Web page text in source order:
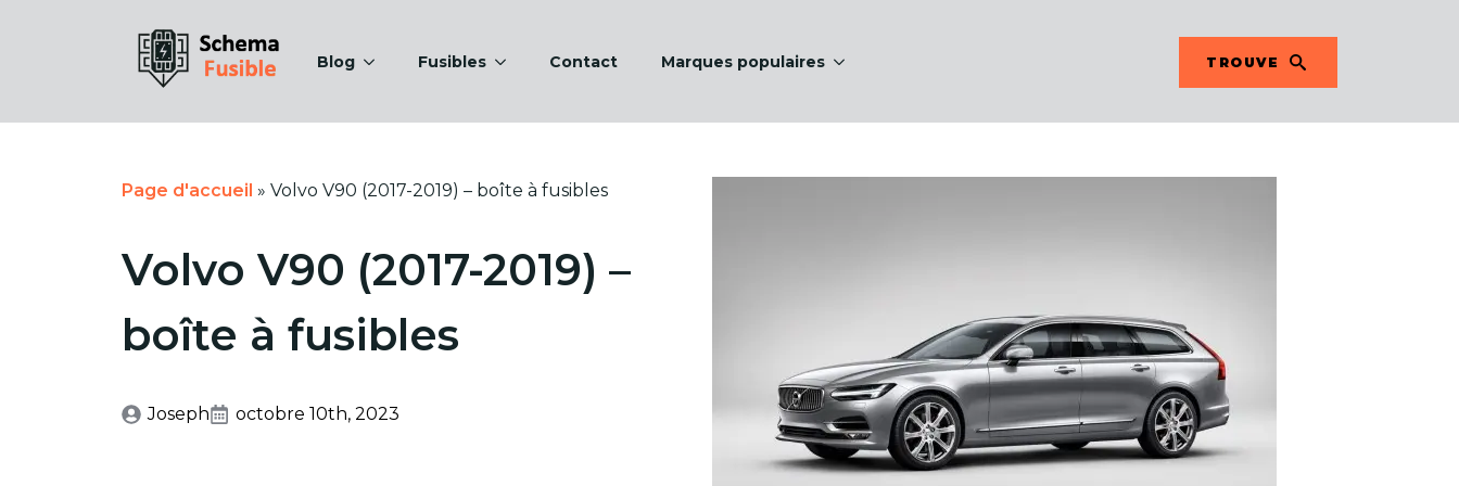
Blog Fusibles Contact Marques populaires TROUVE
Page d'accueil » Volvo V90 (2017-2019) – boîte à fusibles
Volvo V90 (2017-2019) –
boîte à fusibles
Joseph octobre 10th, 2023